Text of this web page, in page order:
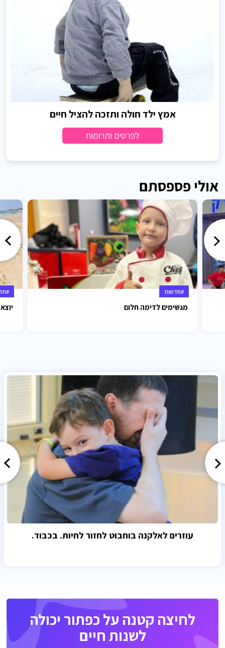
אמץ ילד חולה ותזכה להציל חיים
לפרטים ותרומות
אולי פספסתם
#חדשות
מגשימים לדימה חלום
עוזרים לאלקנה בוחבוט לחזור לחיות. בכבוד.
לחיצה קטנה על כפתור יכולה
לשנות חיים